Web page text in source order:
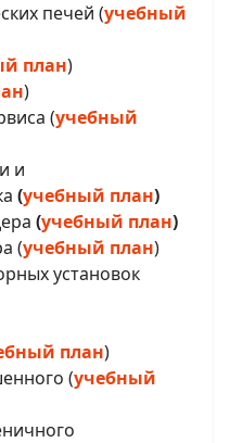
печей (учебный
план)
)
(учебный
и
(учебный план)
(учебный план)
(учебный план)
установок
план)
(учебный